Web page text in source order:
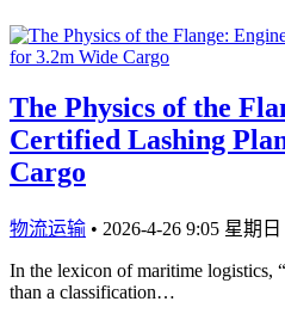
The Physics of the
Certified Lashing
Cargo
物流运输 • 2026-4-26 9:05 星期日
In the lexicon of maritime logistics,
than a classification…